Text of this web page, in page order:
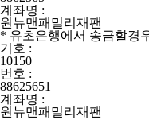
계좌명 :
원뉴맨패밀리재팬
* 유초은행에서 송금할경
기호 :
10150
번호 :
88625651
계좌명 :
원뉴맨패밀리재팬